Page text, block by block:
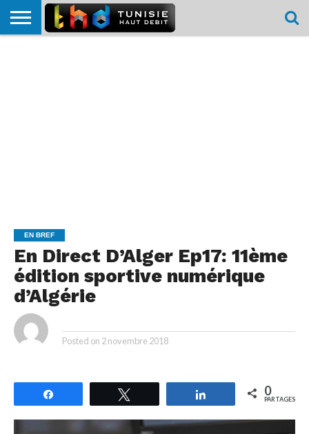
EN BREF
En Direct D’Alger Ep17: 11ème
édition sportive numérique
d’Algérie
Posted on 2 novembre 2018
Partagez 0
PARTAGES